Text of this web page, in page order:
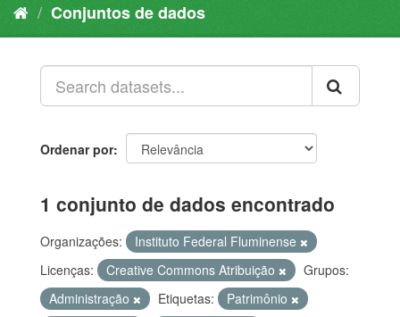
Conjuntos de dados
Ordenar por
1 conjunto de dados encontrado
Organizações:
Instituto Federal Fluminense
Licenças:
Creative Commons Atribuição
Grupos:
Administração
Etiquetas:
Patrimônio